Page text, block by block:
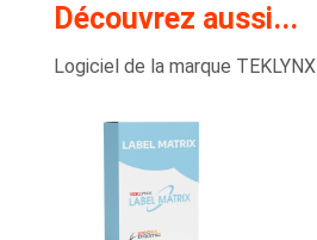
Découvrez aussi...
Logiciel de la marque TEKLYNX